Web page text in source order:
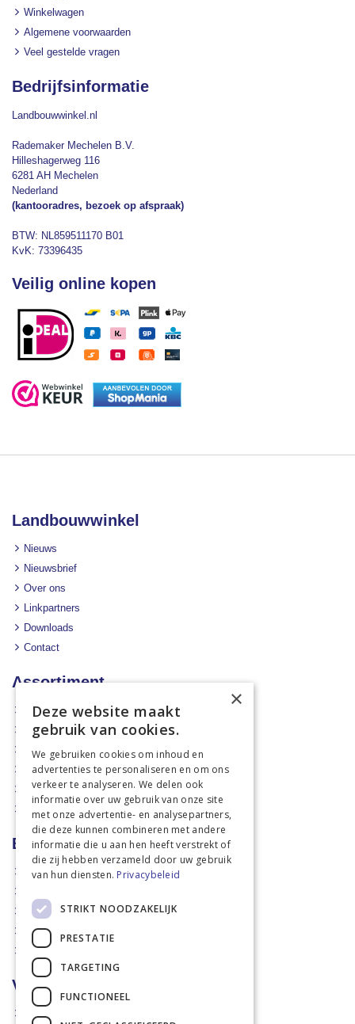
Winkelwagen
Algemene voorwaarden
Veel gestelde vragen
Bedrijfsinformatie
Landbouwwinkel.nl
Rademaker Mechelen B.V.
Hilleshagerweg 116
6281 AH Mechelen
Nederland
(kantooradres, bezoek op afspraak)
BTW: NL859511170 B01
KvK: 73396435
Veilig online kopen
Landbouwwinkel
Nieuws
Nieuwsbrief
Over ons
Linkpartners
Downloads
Contact
Assortiment
Aanbiedingen
Mechanisatie
Stal & Erf
Weidetechniek
Dierbenodigdheden
Actiefolders
Betalen en verzenden
Hoe bestellen?
Afhaalmogelijkheden
Verzendkosten
Retouren
Voorwaarden
Disclaimer
×
Deze website maakt
gebruik van cookies.
We gebruiken cookies om inhoud en
advertenties te personaliseren en om ons
verkeer te analyseren. We delen ook
informatie over uw gebruik van onze site
met onze advertentie- en analysepartners,
die deze kunnen combineren met andere
informatie die u aan hen heeft verstrekt of
die zij hebben verzameld door uw gebruik
van hun diensten. Privacybeleid
STRIKT NOODZAKELIJK
PRESTATIE
TARGETING
FUNCTIONEEL